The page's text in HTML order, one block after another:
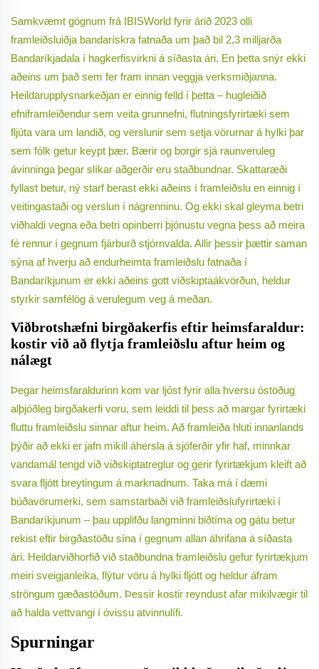
Samkvæmt gögnum frá IBISWorld fyrir árið 2023 olli
framleiðsluiðja bandarískra fatnaða um það bil 2,3 milljarða
Bandaríkjadala í hagkerfisvirkni á síðasta ári. En þetta snýr ekki
aðeins um það sem fer fram innan veggja verksmiðjanna.
Heildarupplysnarkeðjan er einnig felld í þetta – hugleiðið
efniframleiðendur sem veita grunnefni, flutningsfyrirtæki sem
fljúta vara um landið, og verslunir sem setja vörurnar á hylki þar
sem fólk getur keypt þær. Bærir og borgir sjá raunveruleg
ávinninga þegar slíkar aðgerðir eru staðbundnar. Skattaræði
fyllast betur, ný starf berast ekki aðeins í framleiðslu en einnig í
veitingastaði og verslun í nágrenninu. Og ekki skal gleyma betri
viðhaldi vegna eða betri opinberri þjónustu vegna þess að meira
fé rennur í gegnum fjárburð stjórnvalda. Allir þessir þættir saman
sýna af hverju að endurheimta framleiðslu fatnaða í
Bandaríkjunum er ekki aðeins gott viðskiptaákvörðun, heldur
styrkir samfélög á verulegum veg á meðan.
Viðbrotshæfni birgðakerfis eftir heimsfaraldur:
kostir við að flytja framleiðslu aftur heim og
nálægt
Þegar heimsfaraldurinn kom var ljóst fyrir alla hversu óstöðug
alþjóðleg birgðakerfi voru, sem leiddi til þess að margar fyrirtæki
fluttu framleiðslu sinnar aftur heim. Að framleiða hluti innanlands
þýðir að ekki er jafn mikill áhersla á sjóferðir yfir haf, minnkar
vandamál tengd við viðskiptatreglur og gerir fyrirtækjum kleift að
svara fljótt breytingum á marknadnum. Taka má í dæmi
búðavörumerki, sem samstarbaði við framleiðslufyrirtæki í
Bandaríkjunum – þau upplifðu langminni biðtíma og gátu betur
rekist eftir birgðastöðu sína í gegnum allan áhrifana á síðasta
ári. Heildarviðhorfið við staðbundna framleiðslu gefur fyrirtækjum
meiri sveigjanleika, flýtur vöru á hylki fljótt og heldur áfram
ströngum gæðastöðum. Þessir kostir reyndust afar mikilvægir til
að halda vettvangi í óvissu atvinnulífi.
Spurningar